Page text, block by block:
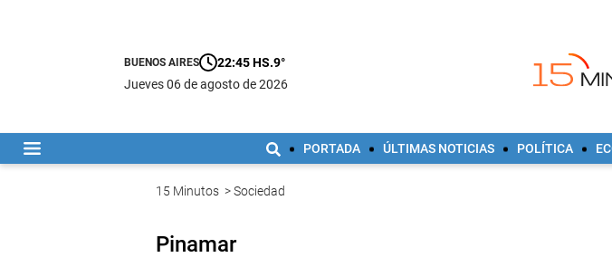
BUENOS AIRES 22:45 HS.9°
jueves 06 de agosto de 2026
PORTADA ÚLTIMAS NOTICIAS POLÍTICA
15 Minutos >Sociedad
Pinamar